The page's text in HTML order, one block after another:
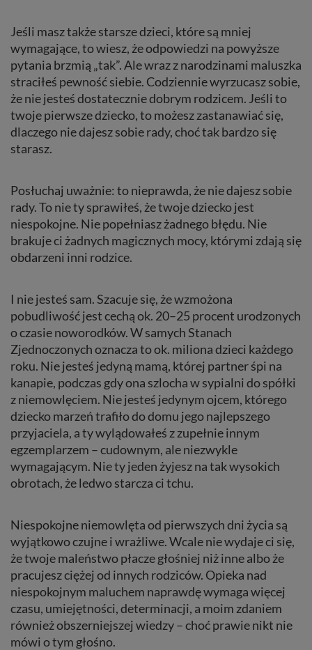
Jeśli masz także starsze dzieci, które są mniej
wymagające, to wiesz, że odpowiedzi na powyższe
pytania brzmią „tak”. Ale wraz z narodzinami maluszka
straciłeś pewność siebie. Codziennie wyrzucasz sobie,
że nie jesteś dostatecznie dobrym rodzicem. Jeśli to
twoje pierwsze dziecko, to możesz zastanawiać się,
dlaczego nie dajesz sobie rady, choć tak bardzo się
starasz.
Posłuchaj uważnie: to nieprawda, że nie dajesz sobie
rady. To nie ty sprawiłeś, że twoje dziecko jest
niespokojne. Nie popełniasz żadnego błędu. Nie
brakuje ci żadnych magicznych mocy, którymi zdają się
obdarzeni inni rodzice.
I nie jesteś sam. Szacuje się, że wzmożona
pobudliwość jest cechą ok. 20–25 procent urodzonych
o czasie noworodków. W samych Stanach
Zjednoczonych oznacza to ok. miliona dzieci każdego
roku. Nie jesteś jedyną mamą, której partner śpi na
kanapie, podczas gdy ona szlocha w sypialni do spółki
z niemowlęciem. Nie jesteś jedynym ojcem, którego
dziecko marzeń trafiło do domu jego najlepszego
przyjaciela, a ty wylądowałeś z zupełnie innym
egzemplarzem – cudownym, ale niezwykle
wymagającym. Nie ty jeden żyjesz na tak wysokich
obrotach, że ledwo starcza ci tchu.
Niespokojne niemowlęta od pierwszych dni życia są
wyjątkowo czujne i wrażliwe. Wcale nie wydaje ci się,
że twoje maleństwo płacze głośniej niż inne albo że
pracujesz ciężej od innych rodziców. Opieka nad
niespokojnym maluchem naprawdę wymaga więcej
czasu, umiejętności, determinacji, a moim zdaniem
również obszerniejszej wiedzy – choć prawie nikt nie
mówi o tym głośno.